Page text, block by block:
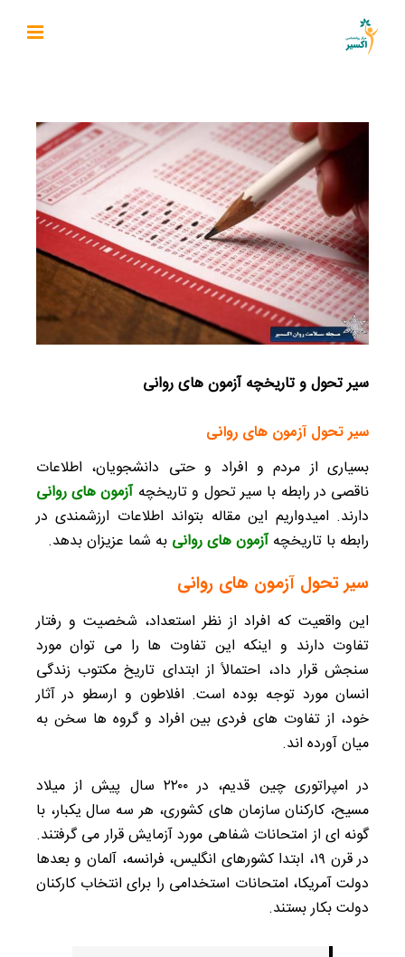
content
سیر تحول و تاریخچه آزمون های روانی
سیر تحول آزمون های روانی
بسیاری از مردم و افراد و حتی دانشجویان، اطلاعات
ناقصی در رابطه با سیر تحول و تاریخچهآزمون های روانی
دارند. امیدواریم این مقاله بتواند اطلاعات ارزشمندی در
رابطه با تاریخچهآزمون های روانی به شما عزیزان بدهد.
سیر تحول آزمون های روانی
این واقعیت که افراد از نظر استعداد، شخصیت و رفتار
تفاوت دارند و اینکه این تفاوت‌ ها را می‌ توان مورد
سنجش قرار داد، احتمالاً از ابتدای تاریخ مکتوب زندگی
انسان مورد توجه بوده است. افلاطون و ارسطو در آثار
خود، از تفاوت های فردی بین افراد و گروه ها سخن به
میان آورده‌ اند.
در امپراتوری چین قدیم، در ۲۲۰۰ سال پیش از میلاد
مسیح، کارکنان سازمان‌ های کشوری، هر سه سال یکبار، با
گونه‌ ای از امتحانات شفاهی مورد آزمایش قرار می‌ گرفتند.
در قرن ۱۹، ابتدا کشورهای انگلیس، فرانسه، آلمان و بعدها
دولت آمریکا، امتحانات استخدامی را برای انتخاب کارکنان
دولت بکار بستند.